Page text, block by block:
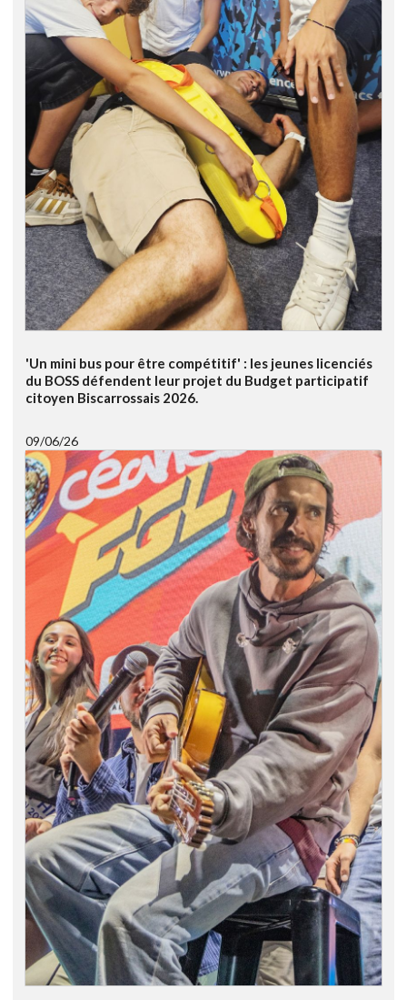
'Un mini bus pour être compétitif' : les jeunes licenciés
du BOSS défendent leur projet du Budget participatif
citoyen Biscarrossais 2026.
09/06/26